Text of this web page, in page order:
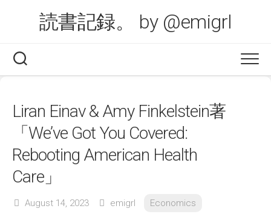
読書記録。 by @emigrl
Liran Einav & Amy Finkelstein著
「We’ve Got You Covered:
Rebooting American Health
Care」
August 14, 2023 emigrl Economics